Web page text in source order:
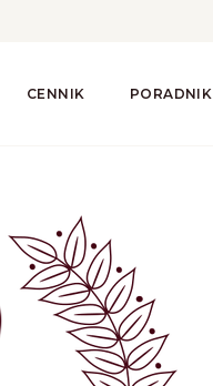
CENNIK PORADNIK